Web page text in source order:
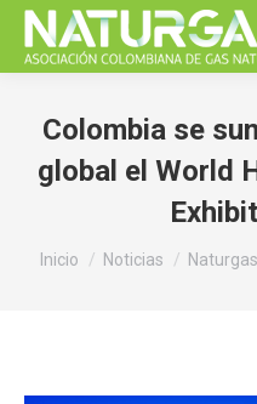
Colombia se
global el World
Estás aquí:
Inicio Noticias Naturgas